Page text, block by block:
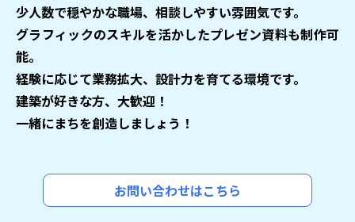
少人数で穏やかな職場、相談しやすい雰囲気です。
グラフィックのスキルを活かしたプレゼン資料も制作可
能。
経験に応じて業務拡大、設計力を育てる環境です。
建築が好きな方、大歓迎！
一緒にまちを創造しましょう！
お問い合わせはこちら